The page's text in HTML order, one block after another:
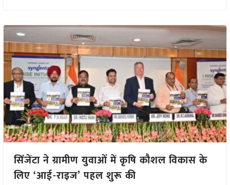
सिंजेंटा ने ग्रामीण युवाओं में कृषि कौशल विकास के
लिए ‘आई-राइज’ पहल शुरू की